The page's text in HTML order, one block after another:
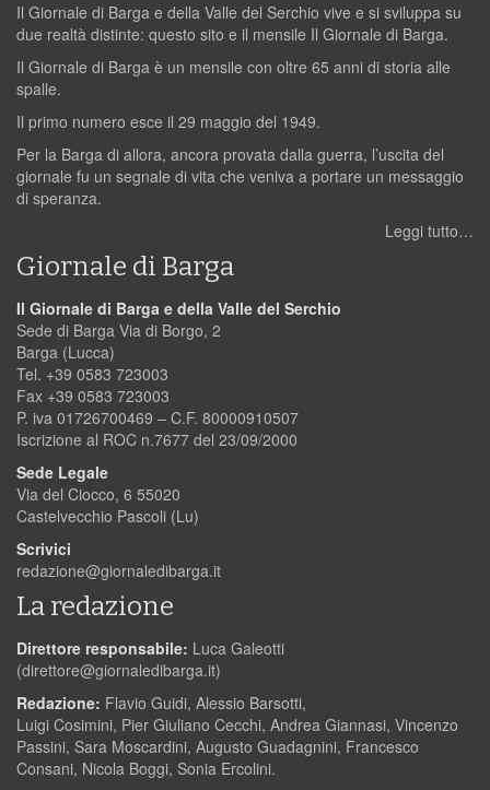
Il Giornale di Barga e della Valle del Serchio vive e si sviluppa su
due realtà distinte: questo sito e il mensile Il Giornale di Barga.
Il Giornale di Barga è un mensile con oltre 65 anni di storia alle
spalle.
Il primo numero esce il 29 maggio del 1949.
Per la Barga di allora, ancora provata dalla guerra, l’uscita del
giornale fu un segnale di vita che veniva a portare un messaggio
di speranza.
Leggi tutto…
Giornale di Barga
Il Giornale di Barga e della Valle del Serchio
Sede di Barga Via di Borgo, 2
Barga (Lucca)
Tel. +39 0583 723003
Fax +39 0583 723003
P. iva 01726700469 – C.F. 80000910507
Iscrizione al ROC n.7677 del 23/09/2000
Sede Legale
Via del Ciocco, 6 55020
Castelvecchio Pascoli (Lu)
Scrivici
redazione@giornaledibarga.it
La redazione
Direttore responsabile: Luca Galeotti
(direttore@giornaledibarga.it)
Redazione: Flavio Guidi, Alessio Barsotti,
Luigi Cosimini, Pier Giuliano Cecchi, Andrea Giannasi, Vincenzo
Passini, Sara Moscardini, Augusto Guadagnini, Francesco
Consani, Nicola Boggi, Sonia Ercolini.